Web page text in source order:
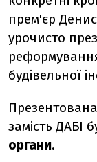
прем'єр
урочисто
будівельної
замість ДАБІ
органи.